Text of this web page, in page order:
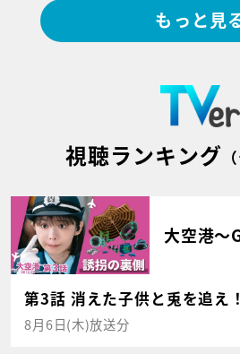
もっと見
視聴ランキング
大空港～
第3話 消えた子供と兎を追え！
8月6日(木)放送分